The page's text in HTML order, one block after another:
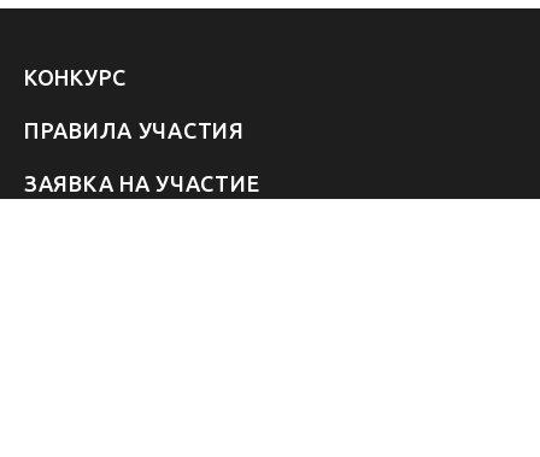
КОНКУРС
ПРАВИЛА УЧАСТИЯ
ЗАЯВКА НА УЧАСТИЕ